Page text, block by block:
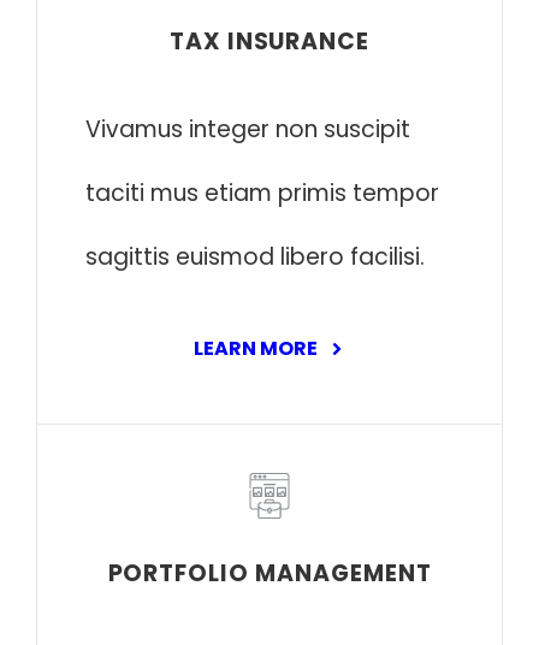
TAX INSURANCE
Vivamus integer non suscipit
taciti mus etiam primis tempor
sagittis euismod libero facilisi.
LEARN MORE
PORTFOLIO MANAGEMENT